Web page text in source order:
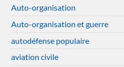
Auto-organisation
Auto-organisation et guerre
autodéfense populaire
aviation civile